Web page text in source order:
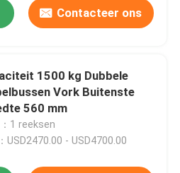
Contacteer ons
1500 kg Dubbele
Vork Buitenste
560 mm
1 reeksen
USD2470.00 - USD4700.00